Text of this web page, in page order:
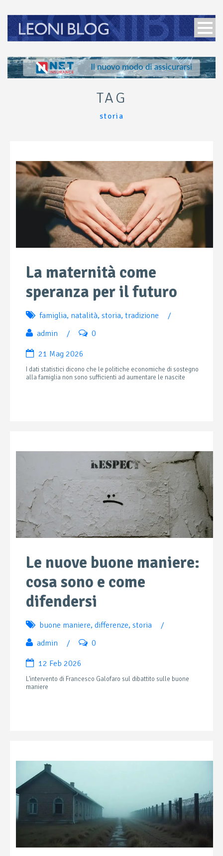
TAG
storia
La maternità come
speranza per il futuro
famiglia, natalità, storia, tradizione
/
admin
/ 0
21 Mag 2026
I dati statistici dicono che le politiche economiche di sostegno
alla famiglia non sono sufficienti ad aumentare le nascite
Le nuove buone maniere:
cosa sono e come
difendersi
buone maniere, differenze, storia
/
admin
/ 0
12 Feb 2026
L'intervento di Francesco Galofaro sul dibattito sulle buone
maniere